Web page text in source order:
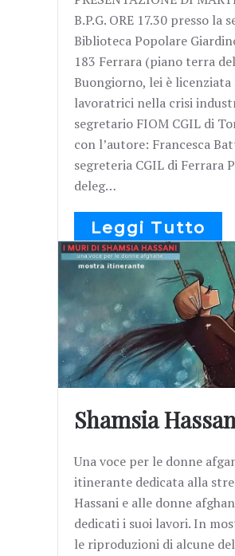
B.P.G. ORE 17.30 presso la
Biblioteca Popolare
183 Ferrara (piano terra
Buongiorno, lei è licenziata
lavoratrici nella crisi
segretario FIOM CGIL di
con l’autore: Francesca
segreteria CGIL di Ferrara
deleg…
Leggi Tutto
Shamsia
Una voce per le donne
itinerante dedicata alla
Hassani e alle donne
dedicati i suoi lavori. In
le riproduzioni di alcune